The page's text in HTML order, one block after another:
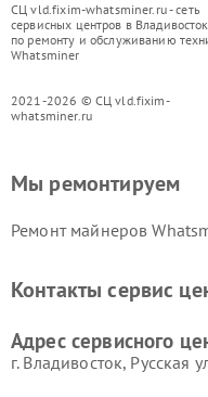
СЦ vld.fixim-whatsminer.ru - сеть
сервисных центров в
по ремонту и обслуживанию
Whatsminer
2021-2026 © СЦ vld.fixim-
whatsminer.ru
Мы ремонтируем
Ремонт майнеров
Контакты сервис
Адрес сервисного
г. Владивосток, Русская